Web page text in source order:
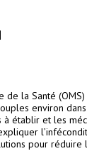
de la Santé
environ
établir et les
pour réduire